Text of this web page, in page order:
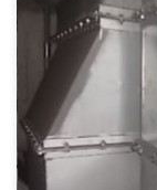
撮影：平成29年
って交換する必